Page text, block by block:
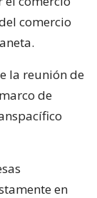
comercio
la reunión de
de
en